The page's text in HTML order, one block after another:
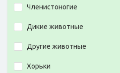
Членистоногие
Дикие животные
Другие животные
Хорьки